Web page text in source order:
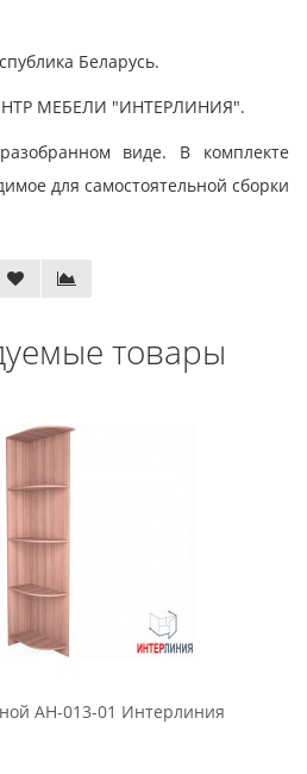
Беларусь.
МЕБЕЛИ "ИНТЕРЛИНИЯ".
виде. В комплекте
для самостоятельной сборки
товары
АН-013-01 Интерлиния